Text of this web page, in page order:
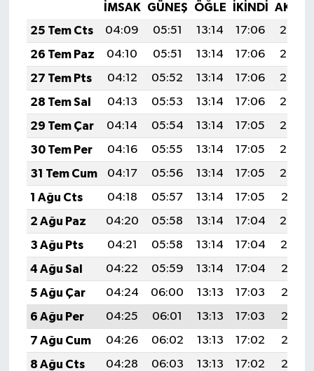
İMSAK GÜNEŞ ÖĞLE İKINDI
25 Tem Cts
04:09 05:51 13:14 17:06
20:27
26 Tem Paz
04:10 05:51 13:14 17:06
20:26
27 Tem Pts
04:12 05:52 13:14 17:06
20:26
28 Tem Sal
04:13 05:53 13:14 17:06
20:25
29 Tem Çar
04:14 05:54 13:14 17:05
20:24
30 Tem Per
04:16 05:55 13:14 17:05
20:23
31 Tem Cum
04:17 05:56 13:14 17:05
20:22
1 Ağu Cts
04:18 05:57 13:14 17:05
20:21
2 Ağu Paz
04:20 05:58 13:14 17:04
20:20
3 Ağu Pts
04:21 05:58 13:14 17:04
20:19
4 Ağu Sal
04:22 05:59 13:14 17:04
20:18
5 Ağu Çar
04:24 06:00 13:13 17:03
20:17
6 Ağu Per
04:25 06:01 13:13 17:03
20:16
7 Ağu Cum
04:26 06:02 13:13 17:02
20:15
8 Ağu Cts
04:28 06:03 13:13 17:02
20:13